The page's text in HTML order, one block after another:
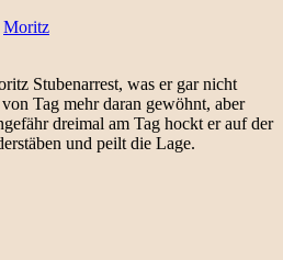
Moritz
Stubenarrest, was er gar nicht
Tag mehr daran gewöhnt, aber
dreimal am Tag hockt er auf der
und peilt die Lage.